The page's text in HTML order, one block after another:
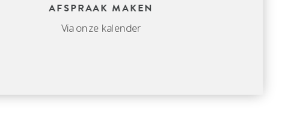
AFSPRAAK MAKEN
Via onze kalender